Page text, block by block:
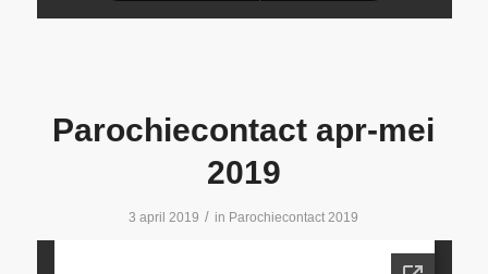
Parochiecontact apr-mei
2019
3 april 2019 / in Parochiecontact 2019